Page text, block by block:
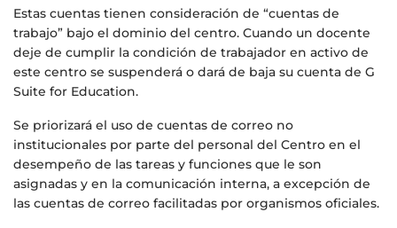
Estas cuentas tienen consideración de “cuentas de
trabajo” bajo el dominio del centro. Cuando un docente
deje de cumplir la condición de trabajador en activo de
este centro se suspenderá o dará de baja su cuenta de G
Suite for Education.
Se priorizará el uso de cuentas de correo no
institucionales por parte del personal del Centro en el
desempeño de las tareas y funciones que le son
asignadas y en la comunicación interna, a excepción de
las cuentas de correo facilitadas por organismos oficiales.